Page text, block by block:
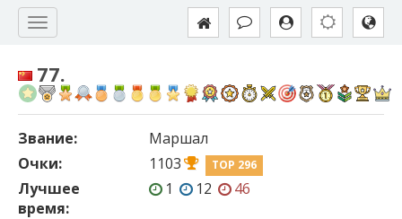
77.
Звание:
Маршал
Очки:
1103 TOP 296
Лучшее
время:
1 12 46